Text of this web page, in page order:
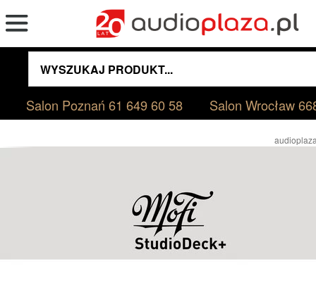
Salon Poznań61 649 60 58 Salon Wrocław